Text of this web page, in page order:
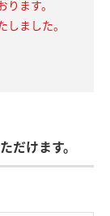
ます。
ました。
だけます。